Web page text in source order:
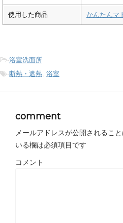
使用した商品 かんたんマ
-浴室洗面所
-断熱・遮熱, 浴室
comment
メールアドレスが公開されること
いる欄は必須項目です
コメント